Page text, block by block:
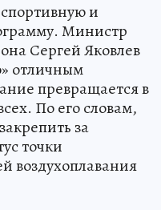
спортивную и
Министр
Сергей Яковлев
отличным
превращается в
По его словам,
за
точки
воздухоплавания